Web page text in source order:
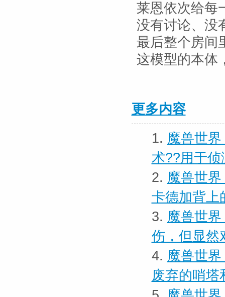
莱恩依次给每
没有讨论、没
最后整个房间
这模型的本体
更多内容
1. 魔兽世
术??用于侦
2. 魔兽世
卡德加背上
3. 魔兽世
伤，但显然
4. 魔兽世
废弃的哨塔